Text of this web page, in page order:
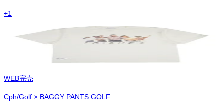
+1
WEB完売
Cph/Golf × BAGGY PANTS GOLF